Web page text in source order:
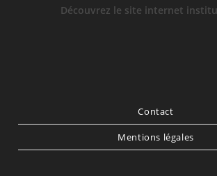
Découvrez le site internet
Contact
Mentions légales